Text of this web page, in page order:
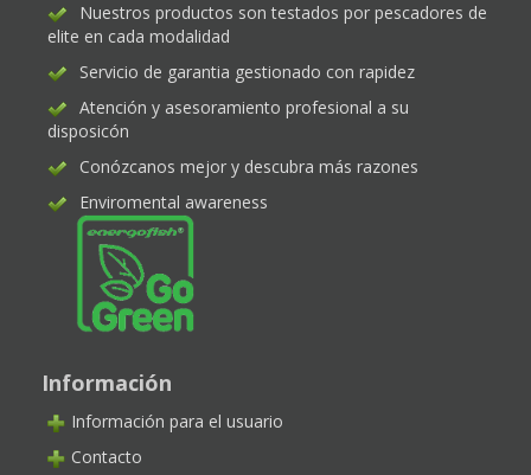
Nuestros productos son testados por pescadores de
elite en cada modalidad
Servicio de garantia gestionado con rapidez
Atención y asesoramiento profesional a su
disposicón
Conózcanos mejor y descubra más razones
Enviromental awareness
Información
Información para el usuario
Contacto